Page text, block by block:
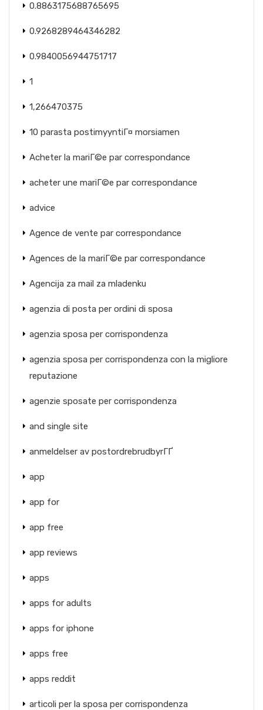
0.8863175688765695
0.9268289464346282
0.9840056944751717
1
1,266470375
10 parasta postimyyntiГ¤ morsiamen
Acheter la mariГ©e par correspondance
acheter une mariГ©e par correspondance
advice
Agence de vente par correspondance
Agences de la mariГ©e par correspondance
Agencija za mail za mladenku
agenzia di posta per ordini di sposa
agenzia sposa per corrispondenza
agenzia sposa per corrispondenza con la migliore
reputazione
agenzie sposate per corrispondenza
and single site
anmeldelser av postordrebrudbyrГҐ
app
app for
app free
app reviews
apps
apps for adults
apps for iphone
apps free
apps reddit
articoli per la sposa per corrispondenza